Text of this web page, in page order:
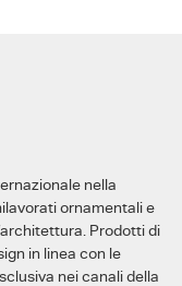
nella
ornamentali e
Prodotti di
in linea con le
nei canali della